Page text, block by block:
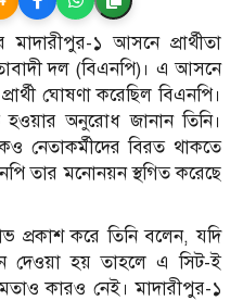
১ আসনে প্রার্থীতা
দল (বিএনপি)। এ আসনে
ঘোষণা করেছিল বিএনপি।
অনুরোধ জানান তিনি।
নেতাকর্মীদের বিরত থাকতে
তার মনোনয়ন স্থগিত করেছে
প্রকাশ করে তিনি বলেন, যদি
দেওয়া হয় তাহলে এ সিট-ই
কারও নেই। মাদারীপুর-১